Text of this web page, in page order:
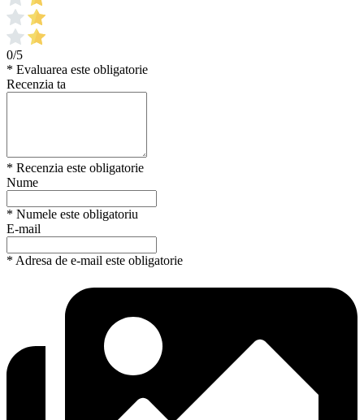
0/5
* Evaluarea este obligatorie
Recenzia ta
* Recenzia este obligatorie
Nume
* Numele este obligatoriu
E-mail
* Adresa de e-mail este obligatorie